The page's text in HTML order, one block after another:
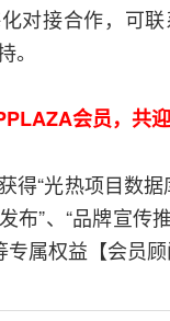
对接合作，可
。
会员，共
得“光热项目数
布”、“品牌宣传
专属权益【会员